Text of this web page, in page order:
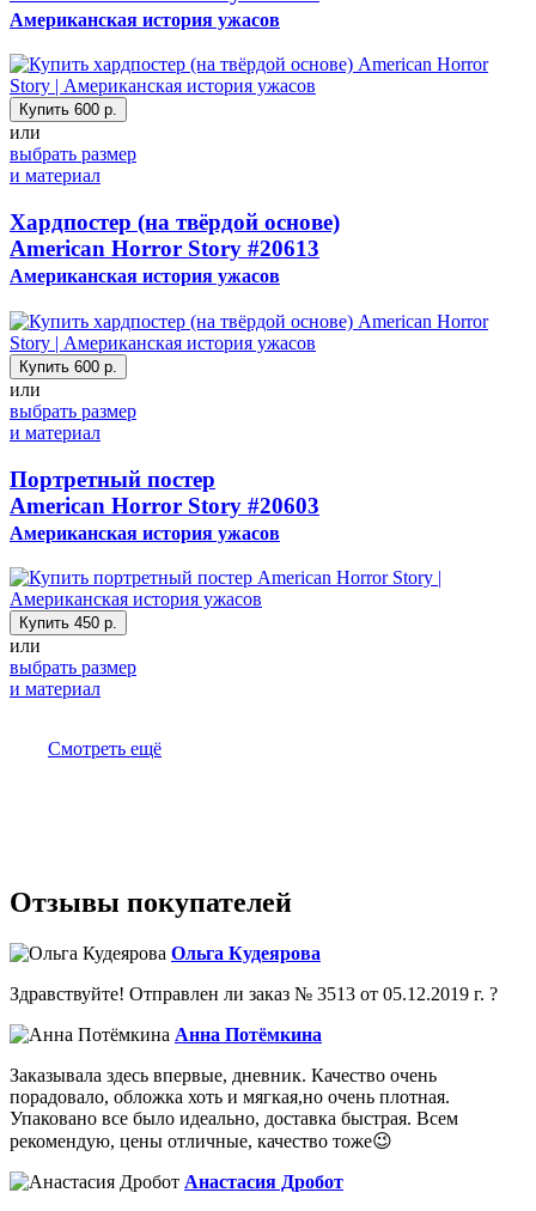
Американская история ужасов
Купить 600 р.
или
выбрать размер
и материал
Хардпостер (на твёрдой основе)
American Horror Story #20613
Американская история ужасов
Купить 600 р.
или
выбрать размер
и материал
Портретный постер
American Horror Story #20603
Американская история ужасов
Купить 450 р.
или
выбрать размер
и материал
Смотреть ещё
Отзывы покупателей
Ольга Кудеярова
Здравствуйте! Отправлен ли заказ № 3513 от 05.12.2019 г. ?
Анна Потёмкина
Заказывала здесь впервые, дневник. Качество очень
порадовало, обложка хоть и мягкая,но очень плотная.
Упаковано все было идеально, доставка быстрая. Всем
рекомендую, цены отличные, качество тоже😉
Анастасия Дробот